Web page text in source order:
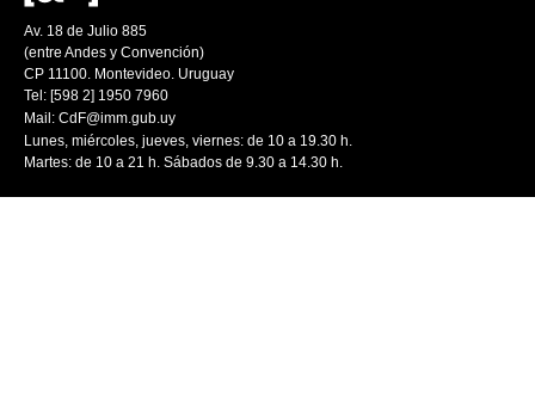
Av. 18 de Julio 885
(entre Andes y Convención)
CP 11100. Montevideo. Uruguay
Tel: [598 2] 1950 7960
Mail: CdF@imm.gub.uy
Lunes, miércoles, jueves, viernes: de 10 a 19.30 h.
Martes: de 10 a 21 h. Sábados de 9.30 a 14.30 h.